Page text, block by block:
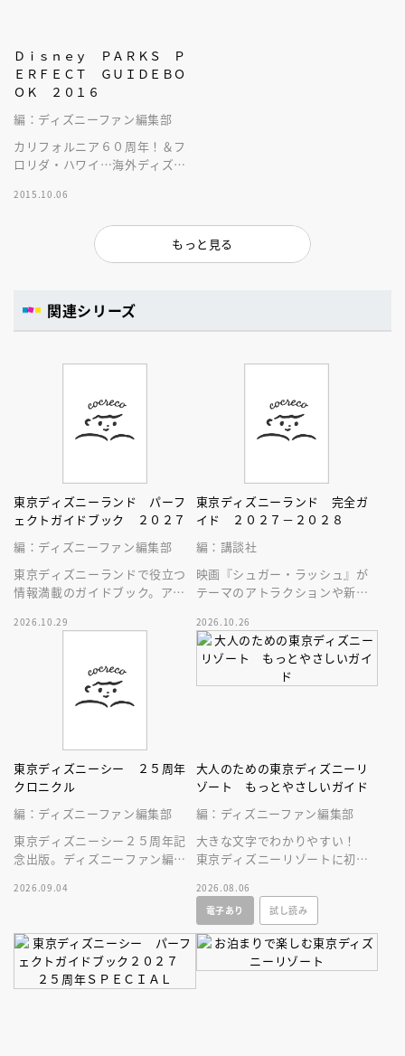
Ｄｉｓｎｅｙ ＰＡＲＫＳ Ｐ
ＥＲＦＥＣＴ ＧＵＩＤＥＢＯ
ＯＫ ２０１６
編：ディズニーファン編集部
カリフォルニア６０周年！＆フ
ロリダ・ハワイ…海外ディズニ
ド。２０１６年版、できまし
2015.10.06
もっと見る
関連シリーズ
東京ディズニーランド パーフ
ェクトガイドブック ２０２７
編：ディズニーファン編集部
東京ディズニーランドで役立つ
情報満載のガイドブック。アト
ン、グッズまでが１冊に！
2026.10.29
東京ディズニーランド 完全ガ
イド ２０２７－２０２８
編：講談社
映画『シュガー・ラッシュ』が
テーマのアトラクションや新生
東京ディズニーランドの最新情
報をお届け！
2026.10.26
東京ディズニーシー ２５周年
クロニクル
編：ディズニーファン編集部
東京ディズニーシー２５周年記
念出版。ディズニーファン編集
したパークファン必見の２５年
2026.09.04
大人のための東京ディズニーリ
ゾート もっとやさしいガイド
編：ディズニーファン編集部
大きな文字でわかりやすい！
東京ディズニーリゾートに初め
人へ贈る、やさしいガイドブッ
ク。
2026.08.06
電子あり
試し読み